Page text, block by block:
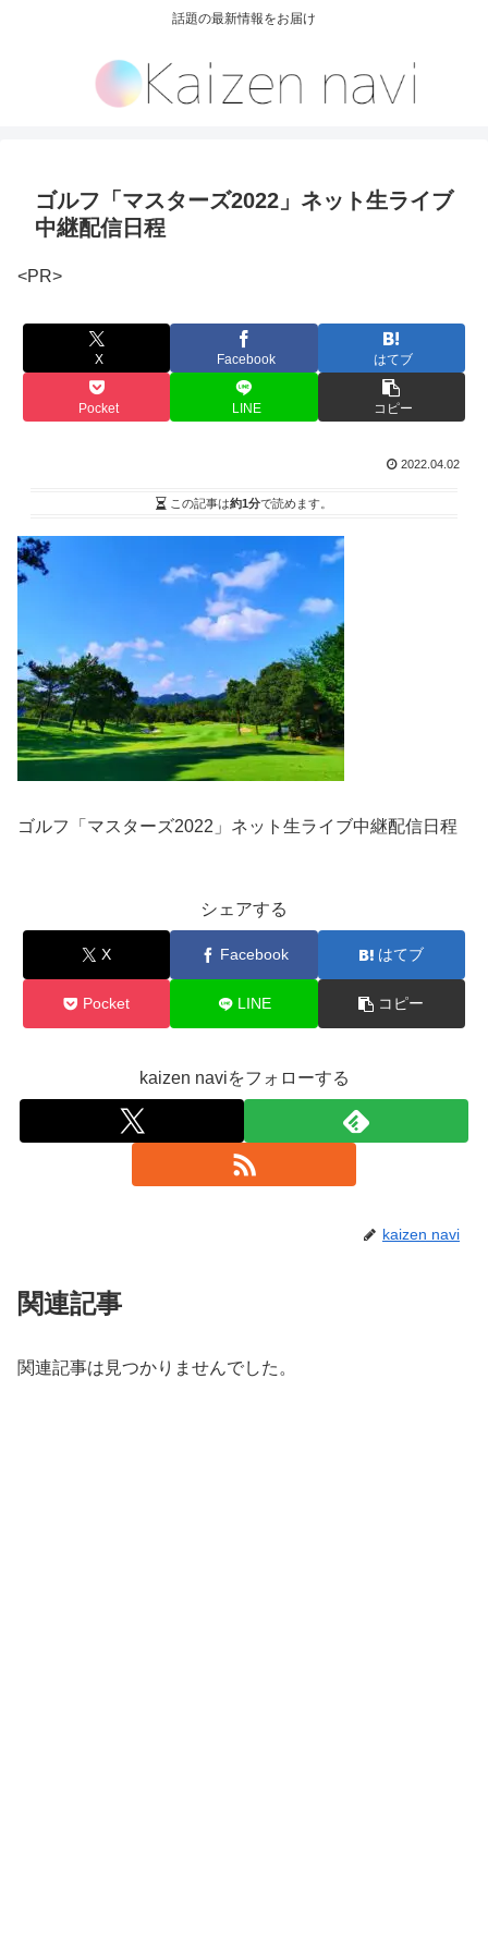
話題の最新情報をお届け
ゴルフ「マスターズ2022」ネット生ライブ
中継配信日程
<PR>
X Facebook はてブ
Pocket LINE コピー
2022.04.02
この記事は約1分で読めます。
ゴルフ「マスターズ2022」ネット生ライブ中継配信日程
シェアする
X Facebook はてブ
Pocket LINE コピー
kaizen naviをフォローする
kaizen navi
関連記事
関連記事は見つかりませんでした。